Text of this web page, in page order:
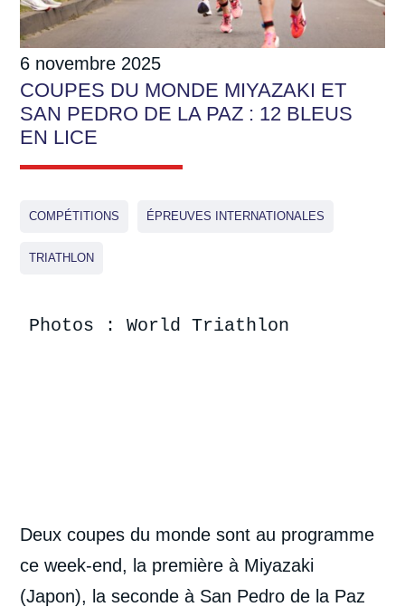
6 novembre 2025
COUPES DU MONDE MIYAZAKI ET
SAN PEDRO DE LA PAZ : 12 BLEUS
EN LICE
COMPÉTITIONS ÉPREUVES INTERNATIONALES
TRIATHLON
Photos : World Triathlon
Deux coupes du monde sont au programme
ce week-end, la première à Miyazaki
(Japon), la seconde à San Pedro de la Paz